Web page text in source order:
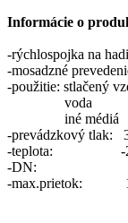
Informácie o
-rýchlospojka na
-mosadzné
-použitie: stlačený
voda
iné médiá
-prevádzkový tlak:
-teplota: -20/
-DN:
-max.prietok: